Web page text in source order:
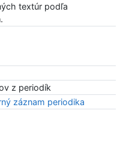
textúr podľa
z periodík
záznam periodika